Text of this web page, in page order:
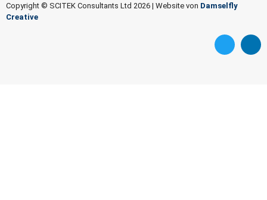
Copyright © SCITEK Consultants Ltd 2026 | Website von Damselfly
Creative